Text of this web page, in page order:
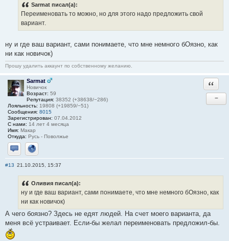
Sarmat писал(а):
Переименовать то можно, но для этого надо предложить свой
вариант.
ну и где ваш вариант, сами понимаете, что мне немного бОязно, как
ни как новичок)
Прошу удалить аккаунт по собственному желанию.
Sarmat
Новичок
Возраст: 59
Репутация: 38352 (+38638/−286)
Лояльность: 19808 (+19859/−51)
Сообщения: 8015
Зарегистрирован: 07.04.2012
С нами: 14 лет 4 месяца
Имя: Макар
Откуда: Русь - Поволжье
Отправить личное сообщение
Сайт
−
#13 21.10.2015, 15:37
Оливия писал(а):
ну и где ваш вариант, сами понимаете, что мне немного бОязно, как
ни как новичок)
А чего боязно? Здесь не едят людей. На счет моего варианта, да
меня всё устраивает. Если-бы желал переименовать предложил-бы.